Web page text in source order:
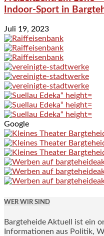
Indoor-Sport in
Juli 19, 2023
Google
WER WIR SIND
Bargteheide Aktuell ist ein
Informationen aus Politik,